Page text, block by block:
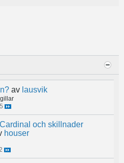
av lausvik
och skillnader
houser